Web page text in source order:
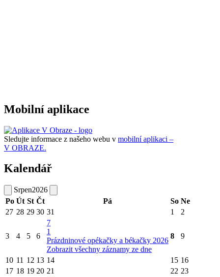
Mobilní aplikace
Sledujte informace z našeho webu v mobilní aplikaci –
V OBRAZE.
Kalendář
Srpen2026
Po Út St Čt Pá So Ne
27 28 29 30 31 1 2
3 4 5 6
7
1
Prázdninové opékačky a békačky 2026
Zobrazit všechny záznamy ze dne
8 9
10 11 12 13 14 15 16
17 18 19 20 21 22 23